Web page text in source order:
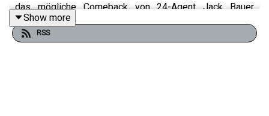
das mögliche Comeback von 24-Agent Jack Bauer
(Kiefer Sutherland) und Dr. Cox (John C. McGinley) bei
Scrubs. Und wir geben einen Überblick aller
Show more
RSS